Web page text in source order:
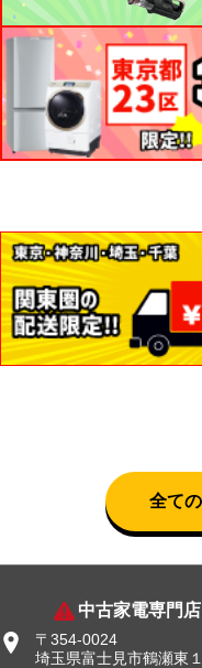
全て
中古家電専門
〒354-0024
埼玉県富士見市鶴瀬東